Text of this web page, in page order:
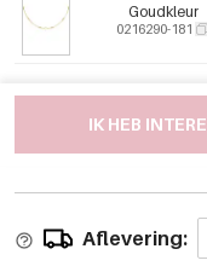
Goudkleur
0216290-181
IK HEB
Aflevering: